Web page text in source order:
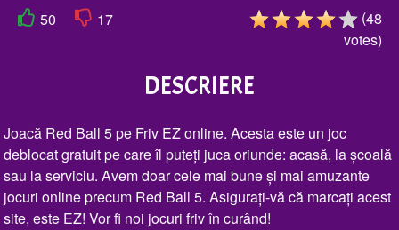
50 17 (48
votes)
DESCRIERE
Joacă Red Ball 5 pe Friv EZ online. Acesta este un joc
deblocat gratuit pe care îl puteți juca oriunde: acasă, la școală
sau la serviciu. Avem doar cele mai bune și mai amuzante
jocuri online precum Red Ball 5. Asigurați-vă că marcați acest
site, este EZ! Vor fi noi jocuri friv în curând!